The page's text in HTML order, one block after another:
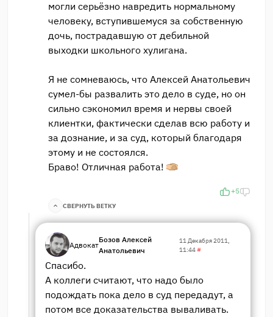
могли серьёзно навредить нормальному
человеку, вступившемуся за собственную
дочь, пострадавшую от дебильной
выходки школьного хулигана.
Я не сомневаюсь, что Алексей Анатольевич
сумел-бы развалить это дело в суде, но он
сильно сэкономил время и нервы своей
клиентки, фактически сделав всю работу и
за дознание, и за суд, который благодаря
этому и не состоялся.
Браво! Отличная работа!
+5
СВЕРНУТЬ ВЕТКУ
Адвокат
Бозов Алексей
Анатольевич
11 Декабря 2011,
11:44#
Спасибо.
А коллеги считают, что надо было
подождать пока дело в суд передадут, а
потом все доказательства вываливать.